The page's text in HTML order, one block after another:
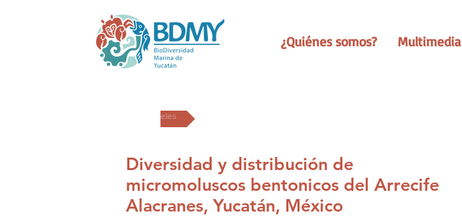
¿Quiénes somos? Multimedia
Carteles
Diversidad y distribución de
micromoluscos bentonicos del Arrecife
Alacranes, Yucatán, México